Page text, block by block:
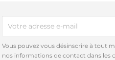
Vous pouvez vous désinscrire à tout
nos informations de contact dans les